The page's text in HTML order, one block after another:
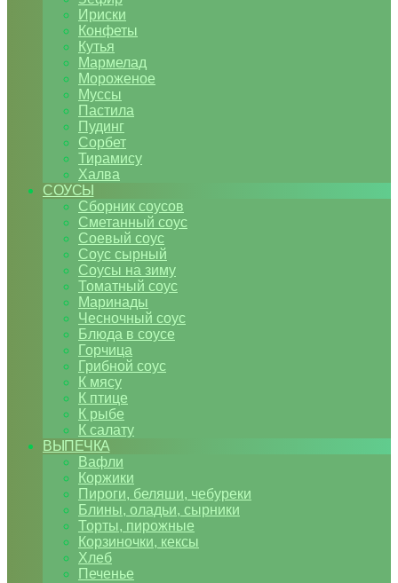
Ириски
Конфеты
Кутья
Мармелад
Мороженое
Муссы
Пастила
Пудинг
Сорбет
Тирамису
Халва
СОУСЫ
Сборник соусов
Сметанный соус
Соевый соус
Соус сырный
Соусы на зиму
Томатный соус
Маринады
Чесночный соус
Блюда в соусе
Горчица
Грибной соус
К мясу
К птице
К рыбе
К салату
ВЫПЕЧКА
Вафли
Коржики
Пироги, беляши, чебуреки
Блины, оладьи, сырники
Торты, пирожные
Корзиночки, кексы
Хлеб
Печенье